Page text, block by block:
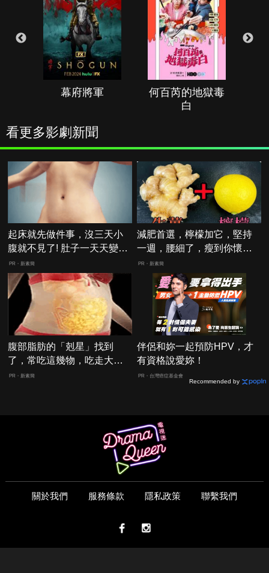
幕府將軍
何百芮的地獄毒
白
看更多影劇新聞
起床就先做件事，沒三天小
腹就不見了! 肚子一天天變
小！
PR・新素簡
減肥首選，檸檬加它，堅持
一週，腰細了，瘦到你懷疑
人生
PR・新素簡
腹部脂肪的「剋星」找到
了，常吃這幾物，吃走大肚
囊，瘦出小蠻腰
PR・新素簡
伴侶和妳一起預防HPV，才
有資格說愛妳！
PR・台灣癌症基金會
Recommended by
關於我們 服務條款 隱私政策 聯繫我們